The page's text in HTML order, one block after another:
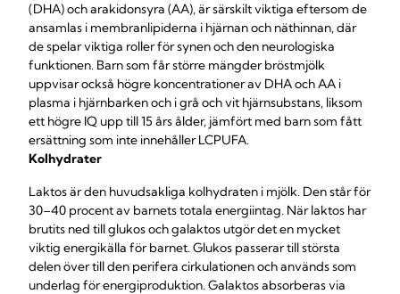
(DHA) och arakidonsyra (AA), är särskilt viktiga eftersom de
ansamlas i membranlipiderna i hjärnan och näthinnan, där
de spelar viktiga roller för synen och den neurologiska
funktionen. Barn som får större mängder bröstmjölk
uppvisar också högre koncentrationer av DHA och AA i
plasma i hjärnbarken och i grå och vit hjärnsubstans, liksom
ett högre IQ upp till 15 års ålder, jämfört med barn som fått
ersättning som inte innehåller LCPUFA.
Kolhydrater
Laktos är den huvudsakliga kolhydraten i mjölk. Den står för
30–40 procent av barnets totala energiintag. När laktos har
brutits ned till glukos och galaktos utgör det en mycket
viktig energikälla för barnet. Glukos passerar till största
delen över till den perifera cirkulationen och används som
underlag för energiproduktion. Galaktos absorberas via